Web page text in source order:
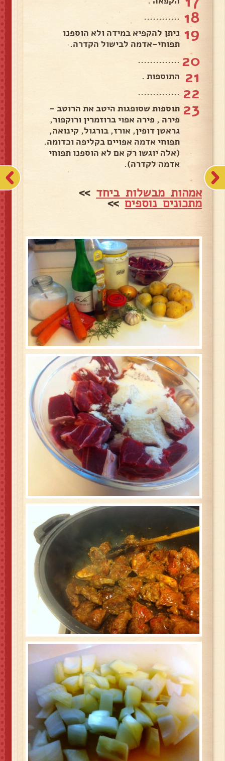
18
............
19 ניתן להקפיא במידה ולא הוספנו
תפוחי-אדמה לבישול הקדרה.
20
..............
21 התוספות .
22
..............
23 תוספות שסופגות היטב את הרוטב -
פירה , פירה אפוי ברוזמרין ורוקפור,
גראטן דופין, אורז, בורגול, קינואה,
תפוחי אדמה אפויים בקליפה וכדומה.
(אלה יוגשו רק אם לא הוספנו תפוחי
אדמה לקדרה).
אמהות מבשלות ביחד >>
מתכונים נוספים>>